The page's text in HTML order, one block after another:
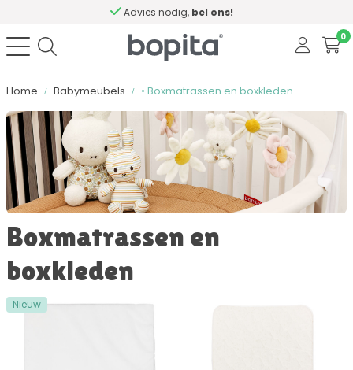
Advies nodig, bel ons!
0
Home Babymeubels • Boxmatrassen en boxkleden
Sorteer op
Kleur
Materiaal
Boxmatrassen en
boxkleden
Nieuw